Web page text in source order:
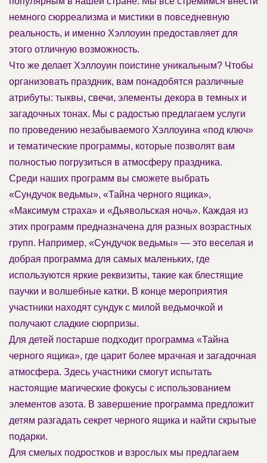
немного сюрреализма и мистики в повседневную
реальность, и именно Хэллоуин предоставляет для
этого отличную возможность.
Что же делает Хэллоуин поистине уникальным? Чтобы
организовать праздник, вам понадобятся различные
атрибуты: тыквы, свечи, элементы декора в темных и
загадочных тонах. Мы с радостью предлагаем услуги
по проведению незабываемого Хэллоуина «под ключ»
и тематические программы, которые позволят вам
полностью погрузиться в атмосферу праздника.
Среди наших программ вы сможете выбрать
«Сундучок ведьмы», «Тайна черного ящика»,
«Максимум страха» и «Дьявольская ночь». Каждая из
этих программ предназначена для разных возрастных
групп. Например, «Сундучок ведьмы» — это веселая и
добрая программа для самых маленьких, где
используются яркие реквизиты, такие как блестящие
паучки и волшебные катки. В конце мероприятия
участники находят сундук с милой ведьмочкой и
получают сладкие сюрпризы.
Для детей постарше подходит программа «Тайна
черного ящика», где царит более мрачная и загадочная
атмосфера. Здесь участники смогут испытать
настоящие магические фокусы с использованием
элементов азота. В завершение программа предложит
детям разгадать секрет черного ящика и найти скрытые
подарки.
Для смелых подростков и взрослых мы предлагаем